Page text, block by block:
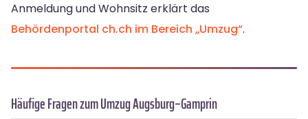
Anmeldung und Wohnsitz erklärt das
Behördenportal ch.ch im Bereich „Umzug“.
Häufige Fragen zum Umzug Augsburg–Gamprin